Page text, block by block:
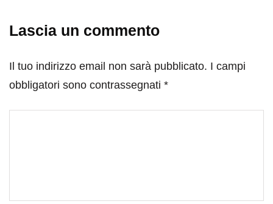
Lascia un commento
Il tuo indirizzo email non sarà pubblicato. I campi
obbligatori sono contrassegnati *